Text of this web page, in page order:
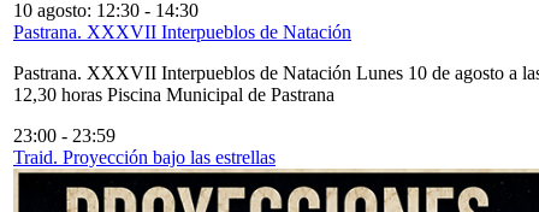
10 agosto: 12:30 - 14:30
Pastrana. XXXVII Interpueblos de Natación
Pastrana. XXXVII Interpueblos de Natación Lunes 10 de agosto a
12,30 horas Piscina Municipal de Pastrana
23:00 - 23:59
Traid. Proyección bajo las estrellas